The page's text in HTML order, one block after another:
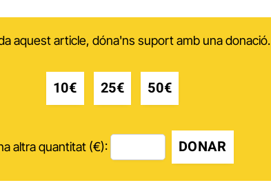
aquest article, dóna'ns suport amb una donació.
10€ 25€ 50€
altra quantitat (€): DONAR